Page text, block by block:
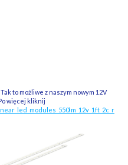
to możliwe z naszym nowym 12V
więcej kliknij